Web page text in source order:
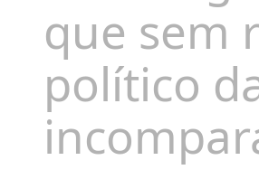
que sem
político